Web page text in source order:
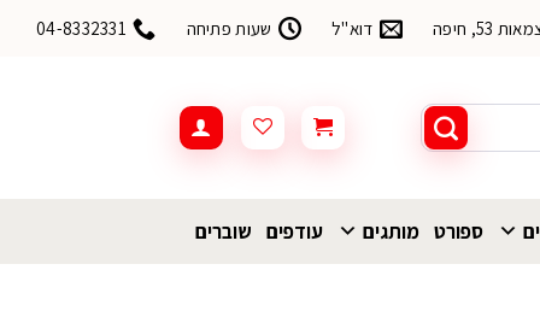
חיפה דוא"ל שעות פתיחה 04-8332331
ספורט מותגים עודפים שוברים